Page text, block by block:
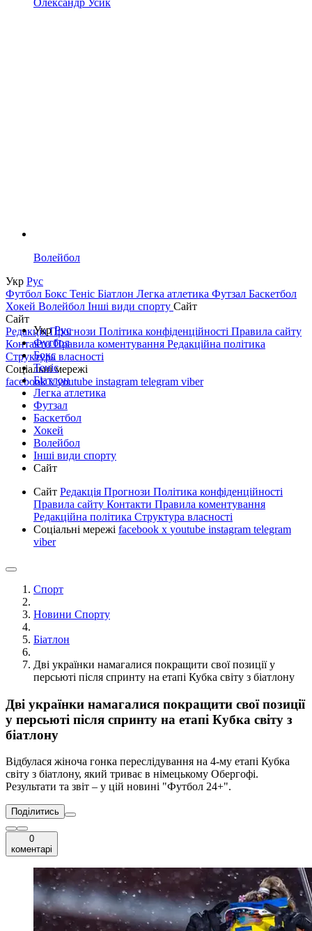
Олександр Усик
Волейбол
Укр Рус
Футбол Бокс Теніс Біатлон Легка атлетика Футзал Баскетбол
Хокей Волейбол Інші види спорту Сайт
Сайт
РедакціяПрогнози Політика конфіденційності Правила сайту
КонтактиПравила коментування Редакційна політика
Структура власності
Соціальні мережі
facebookxyoutube instagram telegram viber
УкрРус
Футбол
Бокс
Теніс
Біатлон
Легка атлетика
Футзал
Баскетбол
Хокей
Волейбол
Інші види спорту
Сайт
Сайт Редакція Прогнози Політика конфіденційності
Правила сайту Контакти Правила коментування
Редакційна політика Структура власності
Соціальні мережі facebook x youtube instagram telegram
viber
Спорт
Новини Спорту
Біатлон
Дві українки намагалися покращити свої позиції у
персьюті після спринту на етапі Кубка світу з біатлону
Дві українки намагалися покращити свої позиції
у персьюті після спринту на етапі Кубка світу з
біатлону
Відбулася жіноча гонка переслідування на 4-му етапі Кубка
світу з біатлону, який триває в німецькому Обергофі.
Результати та звіт – у цій новині "Футбол 24+".
Поділитись
0
коментарі